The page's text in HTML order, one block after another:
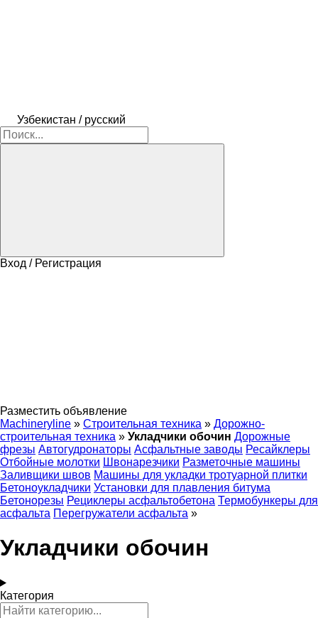
Узбекистан / русский
Вход / Регистрация
Разместить объявление
Machineryline » Строительная техника » Дорожно-
строительная техника » Укладчики обочин Дорожные
фрезы Автогудронаторы Асфальтные заводы Ресайклеры
Отбойные молотки Швонарезчики Разметочные машины
Заливщики швов Машины для укладки тротуарной плитки
Бетоноукладчики Установки для плавления битума
Бетонорезы Рециклеры асфальтобетона Термобункеры для
асфальта Перегружатели асфальта »
Укладчики обочин
Категория